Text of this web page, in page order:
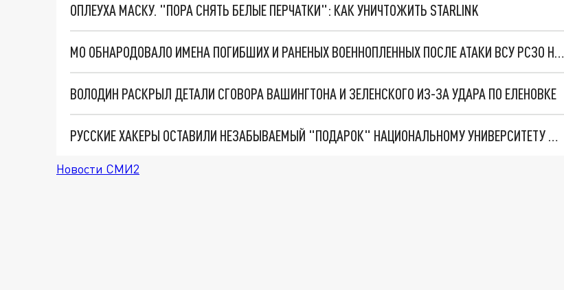
ОПЛЕУХА МАСКУ. "ПОРА СНЯТЬ БЕЛЫЕ ПЕРЧАТКИ": КАК УНИЧТОЖИТЬ STARLINK
МО ОБНАРОДОВАЛО ИМЕНА ПОГИБШИХ И РАНЕНЫХ ВОЕННОПЛЕННЫХ ПОСЛЕ АТАКИ ВСУ РСЗО HIMARS
ВОЛОДИН РАСКРЫЛ ДЕТАЛИ СГОВОРА ВАШИНГТОНА И ЗЕЛЕНСКОГО ИЗ-ЗА УДАРА ПО ЕЛЕНОВКЕ
РУССКИЕ ХАКЕРЫ ОСТАВИЛИ НЕЗАБЫВАЕМЫЙ "ПОДАРОК" НАЦИОНАЛЬНОМУ УНИВЕРСИТЕТУ ОБОРОНЫ УКРАИНЫ
Новости СМИ2